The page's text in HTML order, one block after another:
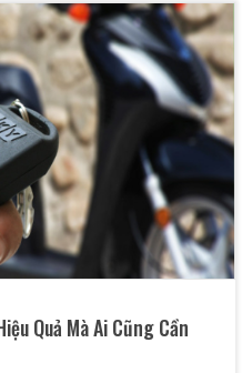
Quả Mà Ai Cũng Cần